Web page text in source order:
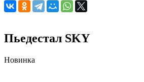
Пьедестал SKY
Новинка